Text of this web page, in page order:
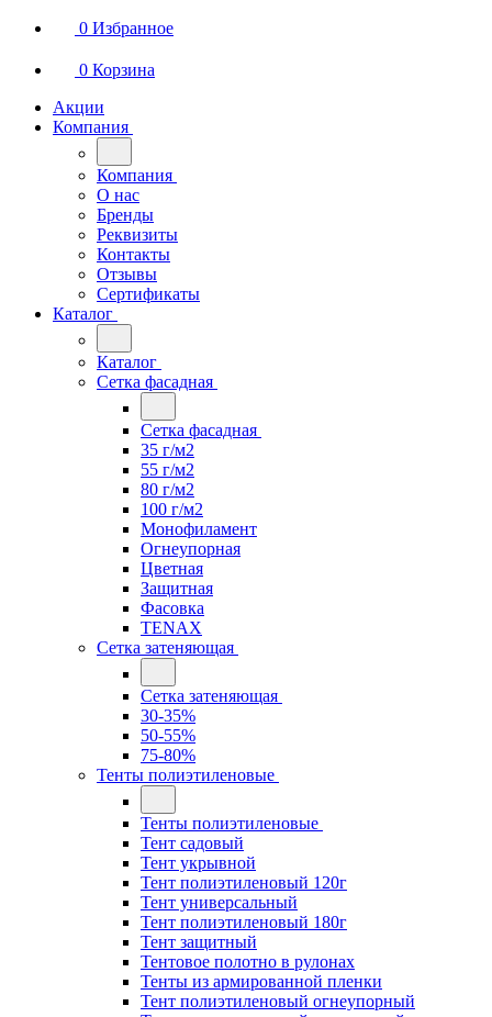
0 Избранное
0 Корзина
Акции
Компания
Компания
О нас
Бренды
Реквизиты
Контакты
Отзывы
Сертификаты
Каталог
Каталог
Сетка фасадная
Сетка фасадная
35 г/м2
55 г/м2
80 г/м2
100 г/м2
Монофиламент
Огнеупорная
Цветная
Защитная
Фасовка
TENAX
Сетка затеняющая
Сетка затеняющая
30-35%
50-55%
75-80%
Тенты полиэтиленовые
Тенты полиэтиленовые
Тент садовый
Тент укрывной
Тент полиэтиленовый 120г
Тент универсальный
Тент полиэтиленовый 180г
Тент защитный
Тентовое полотно в рулонах
Тенты из армированной пленки
Тент полиэтиленовый огнеупорный